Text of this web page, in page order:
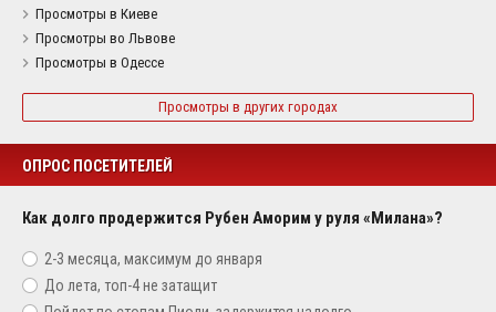
Просмотры в Киеве
Просмотры во Львове
Просмотры в Одессе
Просмотры в других городах
ОПРОС ПОСЕТИТЕЛЕЙ
Как долго продержится Рубен Аморим у руля «Милана»?
2-3 месяца, максимум до января
До лета, топ-4 не затащит